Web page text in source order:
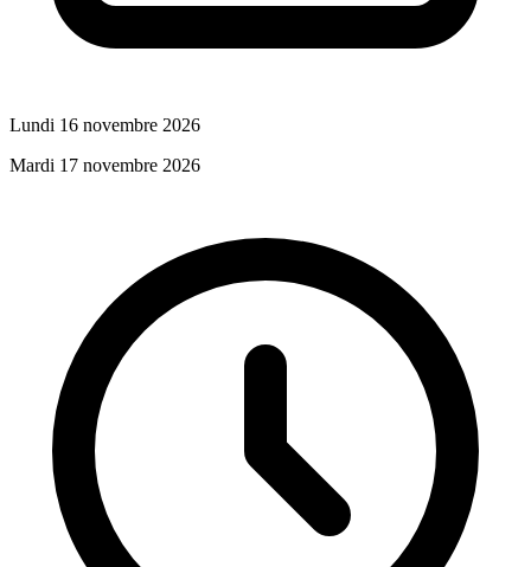
Lundi 16 novembre 2026
Mardi 17 novembre 2026